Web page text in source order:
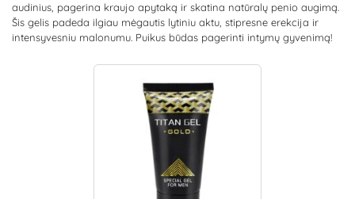
audinius, pagerina kraujo apytaką ir skatina natūralų penio augimą.
Šis gelis padeda ilgiau mėgautis lytiniu aktu, stipresne erekcija ir
intensyvesniu malonumu. Puikus būdas pagerinti intymų gyvenimą!